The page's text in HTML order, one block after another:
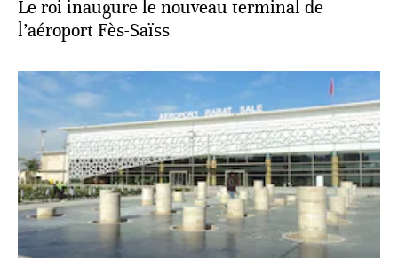
Le roi inaugure le nouveau terminal de
l’aéroport Fès-Saïss